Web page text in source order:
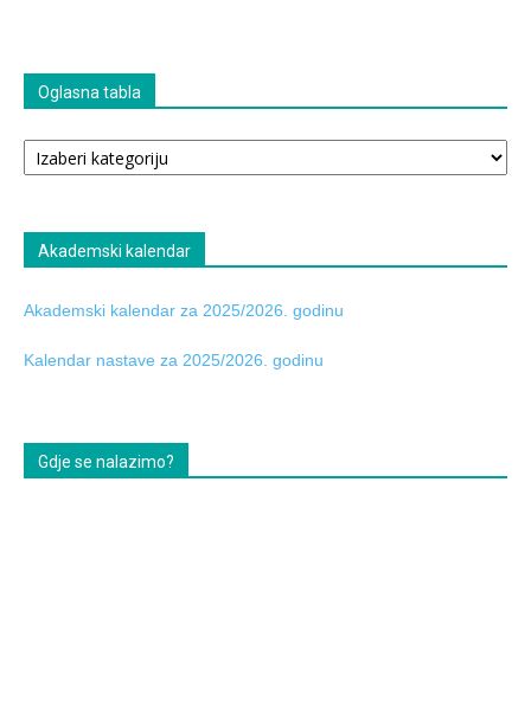
Oglasna tabla
Oglasna
tabla
Akademski kalendar
Akademski kalendar za 2025/2026. godinu
Kalendar nastave za 2025/2026. godinu
Gdje se nalazimo?